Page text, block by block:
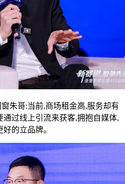
哥:当前,商场租金高,服务却有
过线上引流来获客,拥抱自媒体,
的立品牌。